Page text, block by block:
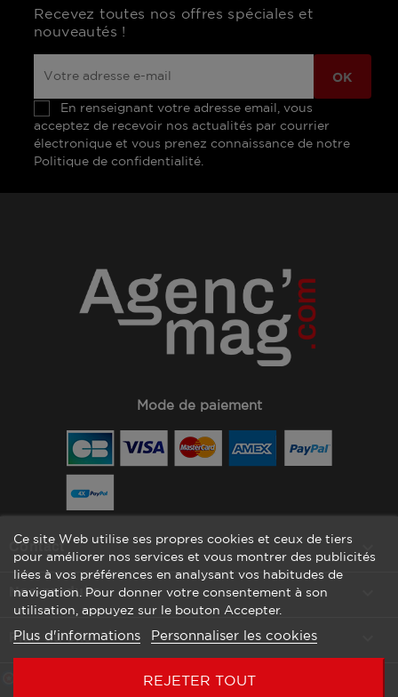
Recevez toutes nos offres spéciales et
nouveautés !
En renseignant votre adresse email, vous
acceptez de recevoir nos actualités par courrier
électronique et vous prenez connaissance de notre
Politique de confidentialité.
Mode de paiement
Contact keyboard_arrow_down
Nos produits
Plan du site
Marchand approuvé par la Société des Avis Garantis,
Ce site Web utilise ses propres cookies et ceux de tiers
pour améliorer nos services et vous montrer des publicités
liées à vos préférences en analysant vos habitudes de
navigation. Pour donner votre consentement à son
utilisation, appuyez sur le bouton Accepter.
Plus d'informations Personnaliser les cookies
REJETER TOUT